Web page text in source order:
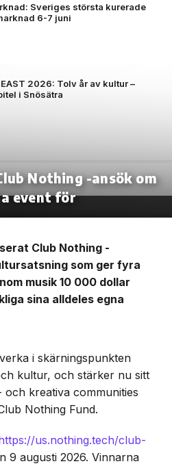
Sveriges största kurerade
6-7 juni
2026: Tolv år av kultur –
i Snösätra
Nothing -ansök om
event för
Club Nothing -
som ger fyra
musik 10 000 dollar
sina alldeles egna
i skärningspunkten
kultur, och stärker nu sitt
och kreativa communities
Nothing Fund.
us.nothing.tech/club-
9 augusti 2026. Vinnarna